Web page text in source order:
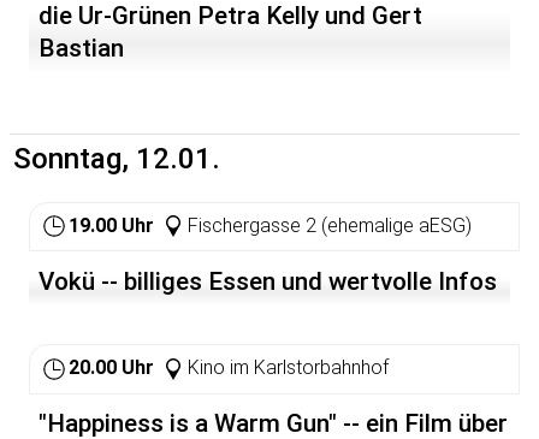
die Ur-Grünen Petra Kelly und Gert
Bastian
Sonntag, 12.01.
19.00 Uhr Fischergasse 2 (ehemalige aESG)
Vokü -- billiges Essen und wertvolle Infos
20.00 Uhr Kino im Karlstorbahnhof
"Happiness is a Warm Gun" -- ein Film über